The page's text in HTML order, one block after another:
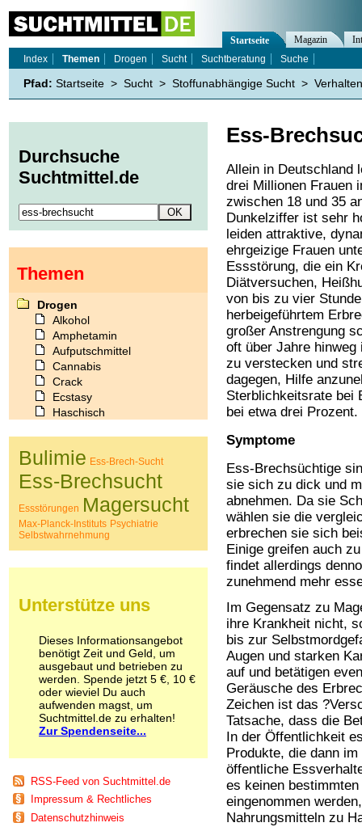
Ess-
Allein in Deutschland
drei Millionen Frauen
zwischen 18 und 35
Dunkelziffer ist sehr
leiden attraktive,
ehrgeizige Frauen
Essstörung, die ein
Diätversuchen,
von bis zu vier
herbeigeführtem
großer Anstrengung
oft über Jahre hinweg
zu verstecken und
dagegen, Hilfe
Sterblichkeitsrate bei
bei etwa drei Prozent.
Symptome
Ess-Brechsüchtige
sie sich zu dick und
abnehmen. Da sie
wählen sie die
erbrechen sie sich
Einige greifen auch
findet allerdings
zunehmend mehr
Im Gegensatz zu
ihre Krankheit nicht,
bis zur
Augen und starken
auf und betätigen
Geräusche des
Zeichen ist das
Tatsache, dass die
In der Öffentlichkeit
Produkte, die dann
öffentliche
es keinen
eingenommen
Nahrungsmitteln zu
Startseite Magazin
Index
Themen Drogen Sucht Suchtberatung Suche
Pfad: Startseite > Sucht > Stoffunabhängige Sucht >
Durchsuche
Suchtmittel.de
Themen
Drogen
Alkohol
Amphetamin
Aufputschmittel
Cannabis
Crack
Ecstasy
Haschisch
Koffein
Kokain
Lachgas
LSD
Marihuana
Medikamente
Meskalin
Metamphetamin
Morphin
Muskatnuss
Opium
Pilze
Poppers
Psychopharmaka
Schlafmittel
Schmerzmittel
Schnüffelstoffe
Alkoholsucht
Arbeitssucht
Co-Abhängigkeit
Bulimie Ess-Brech-Sucht
Ess-Brechsucht
Essstörungen Magersucht
Max-Planck-Instituts Psychiatrie
Selbstwahrnehmung
Unterstütze uns
Dieses Informationsangebot
benötigt Zeit und Geld, um
ausgebaut und betrieben zu
werden. Spende jetzt 5 €, 10 €
oder wieviel Du auch
aufwenden magst, um
Suchtmittel.de zu erhalten!
Zur Spendenseite...
RSS-Feed von Suchtmittel.de
Impressum & Rechtliches
Datenschutzhinweis